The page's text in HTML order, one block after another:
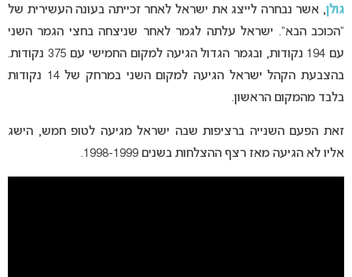
גולן, אשר נבחרה לייצג את ישראל לאחר זכייתה בעונה העשירית של
“הכוכב הבא”. ישראל עלתה לגמר לאחר שניצחה בחצי הגמר השני
עם 194 נקודות, ובגמר הגדול הגיעה למקום החמישי עם 375 נקודות.
בהצבעת הקהל ישראל הגיעה למקום השני במרחק של 14 נקודות
בלבד מהמקום הראשון.
זאת הפעם השנייה ברציפות שבה ישראל מגיעה לטופ חמש, הישג
אליו לא הגיעה מאז רצף ההצלחות בשנים 1998-1999.